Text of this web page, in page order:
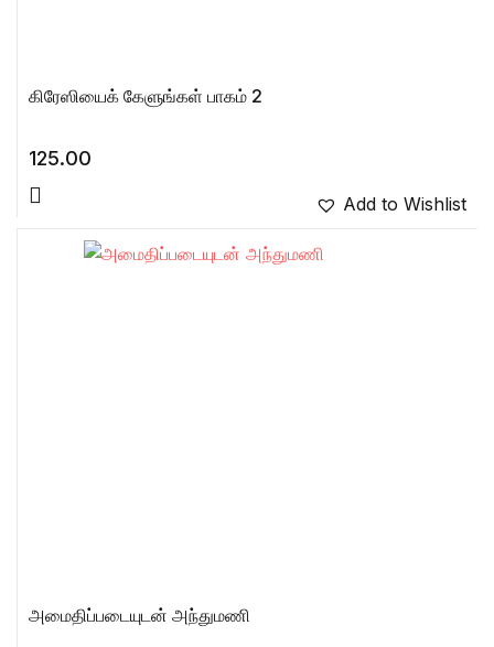
கிரேஸியைக் கேளுங்கள் பாகம் 2
125.00
Add to Wishlist
அமைதிப்படையுடன் அந்துமணி